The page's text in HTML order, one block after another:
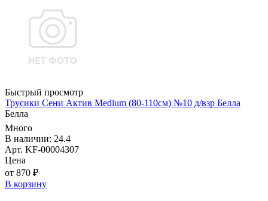
Быстрый просмотр
Трусики Сени Актив Medium (80-110см) №10 д/взр Белла
Белла
Много
В наличии: 24.4
Арт. KF-00004307
Цена
от 870 ₽
В корзину